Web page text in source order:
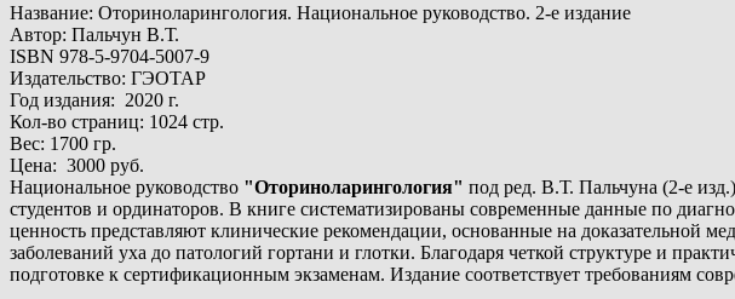
Название: Оториноларингология. Национальное руководство. 2-е издание
Автор: Пальчун В.Т.
ISBN 978-5-9704-5007-9
Издательство: ГЭОТАР
Год издания: 2020 г.
Кол-во страниц: 1024 стр.
Вес: 1700 гр.
Цена: 3000 руб.
Национальное руководство "Оториноларингология" под ред. В.Т. Пальчуна (2-е
студентов и ординаторов. В книге систематизированы современные данные по
ценность представляют клинические рекомендации, основанные на доказательной
заболеваний уха до патологий гортани и глотки. Благодаря четкой структуре и
подготовке к сертификационным экзаменам. Издание соответствует требованиям